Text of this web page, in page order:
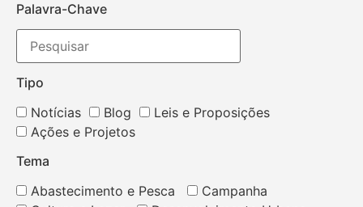
Palavra-Chave
Tipo
Notícias
Blog
Leis e Proposições
Ações e Projetos
Tema
Abastecimento e Pesca
Campanha